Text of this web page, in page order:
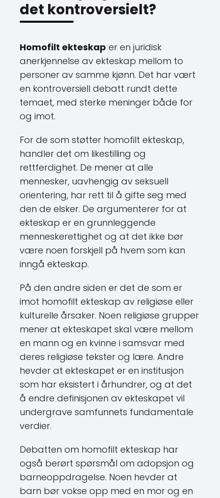
det kontroversielt?
Homofilt ekteskap er en juridisk
anerkjennelse av ekteskap mellom to
personer av samme kjønn. Det har vært
en kontroversiell debatt rundt dette
temaet, med sterke meninger både for
og imot.
For de som støtter homofilt ekteskap,
handler det om likestilling og
rettferdighet. De mener at alle
mennesker, uavhengig av seksuell
orientering, har rett til å gifte seg med
den de elsker. De argumenterer for at
ekteskap er en grunnleggende
menneskerettighet og at det ikke bør
være noen forskjell på hvem som kan
inngå ekteskap.
På den andre siden er det de som er
imot homofilt ekteskap av religiøse eller
kulturelle årsaker. Noen religiøse grupper
mener at ekteskapet skal være mellom
en mann og en kvinne i samsvar med
deres religiøse tekster og lære. Andre
hevder at ekteskapet er en institusjon
som har eksistert i århundrer, og at det
å endre definisjonen av ekteskapet vil
undergrave samfunnets fundamentale
verdier.
Debatten om homofilt ekteskap har
også berørt spørsmål om adopsjon og
barneoppdragelse. Noen hevder at
barn bør vokse opp med en mor og en